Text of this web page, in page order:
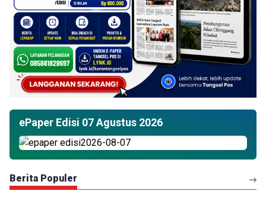
ePaper Edisi 07 Agustus 2026
Berita Populer